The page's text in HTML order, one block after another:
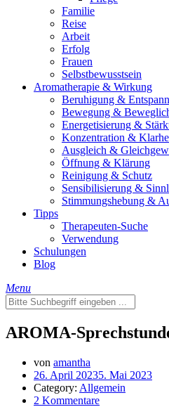
Familie
Reise
Arbeit
Erfolg
Frauen
Selbstbewusstsein
Aromatherapie & Wirkung
Beruhigung &
Bewegung &
Energetisierung &
Konzentration &
Ausgleich &
Öffnung & Klärung
Reinigung & Schutz
Sensibilisierung &
Stimmungshebung &
Tipps
Therapeuten-Suche
Verwendung
Schulungen
Blog
Menu
AROMA-
von amantha
26. April 20235. Mai 2023
Category: Allgemein
2 Kommentare